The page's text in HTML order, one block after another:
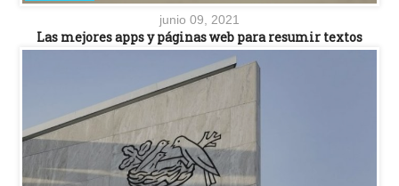
junio 09, 2021
Las mejores apps y páginas web para resumir textos